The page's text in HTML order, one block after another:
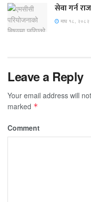
सेवा गर्न
माघ १८, २०८२
Leave a Reply
Your email address will
marked *
Comment